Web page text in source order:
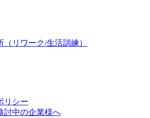
（リワーク/生活訓練）
リシー
討中の企業様へ